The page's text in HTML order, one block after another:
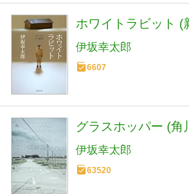
ホワイトラビット (
伊坂幸太郎
6607
グラスホッパー (角
伊坂幸太郎
63520